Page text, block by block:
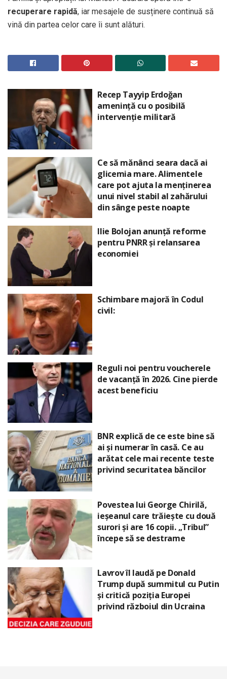
recuperare rapidă, iar mesajele de susținere continuă să
vină din partea celor care îi sunt alături.
Recep Tayyip Erdoğan
amenință cu o posibilă
intervenție militară
Ce să mănânci seara dacă ai
glicemia mare. Alimentele
care pot ajuta la menținerea
unui nivel stabil al zahărului
din sânge peste noapte
Ilie Bolojan anunță reforme
pentru PNRR și relansarea
economiei
Schimbare majoră în Codul
civil:
Reguli noi pentru voucherele
de vacanță în 2026. Cine pierde
acest beneficiu
BNR explică de ce este bine să
ai și numerar în casă. Ce au
arătat cele mai recente teste
privind securitatea băncilor
Povestea lui George Chirilă,
ieșeanul care trăiește cu două
surori și are 16 copii. „Tribul”
începe să se destrame
Lavrov îl laudă pe Donald
Trump după summitul cu Putin
și critică poziția Europei
privind războiul din Ucraina